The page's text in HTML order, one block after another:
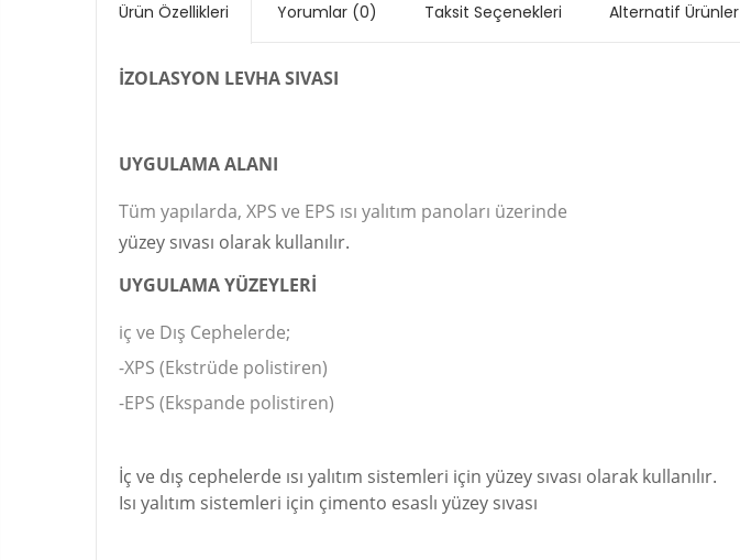
Ürün Özellikleri Yorumlar (0) Taksit Seçenekleri Alternatif Ürünler
İZOLASYON LEVHA SIVASI
UYGULAMA ALANI
Tüm yapılarda, XPS ve EPS ısı yalıtım panoları üzerinde
yüzey sıvası olarak kullanılır.
UYGULAMA YÜZEYLERİ
iç ve Dış Cephelerde;
-XPS (Ekstrüde polistiren)
-EPS (Ekspande polistiren)
İç ve dış cephelerde ısı yalıtım sistemleri için yüzey sıvası olarak kullanılır.
Isı yalıtım sistemleri için çimento esaslı yüzey sıvası